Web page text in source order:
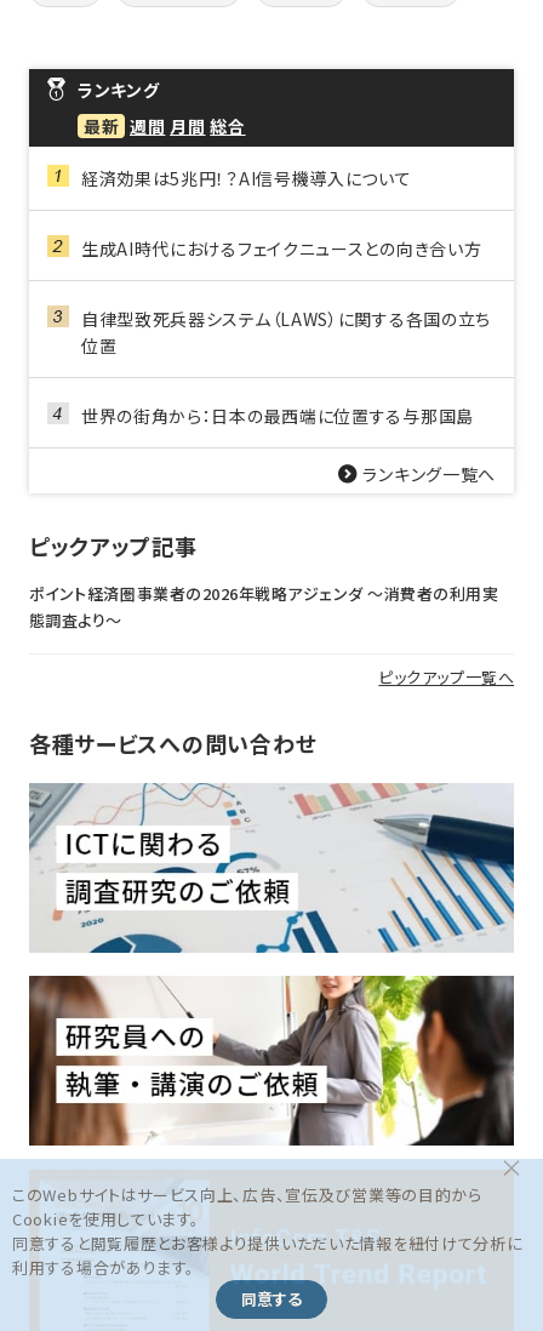
ランキング
最新 週間 月間 総合
経済効果は5兆円！？AI信号機導入について
生成AI時代におけるフェイクニュースとの向き合い方
自律型致死兵器システム（LAWS）に関する各国の立ち
位置
世界の街角から：日本の最西端に位置する与那国島
ランキング一覧へ
ピックアップ記事
ポイント経済圏事業者の2026年戦略アジェンダ 〜消費者の利用実
態調査より〜
ピックアップ一覧へ
各種サービスへの問い合わせ
このWebサイトはサービス向上、広告、宣伝及び営業等の目的から
Cookieを使用しています。
同意すると閲覧履歴とお客様より提供いただいた情報を紐付けて分析に
利用する場合があります。
同意する
×